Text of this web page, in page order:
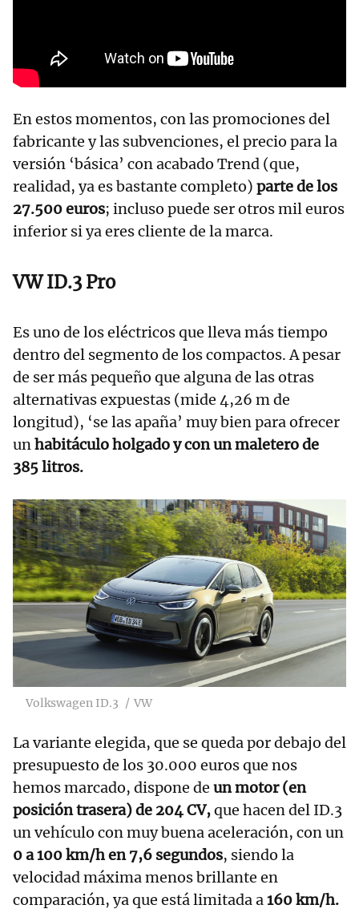
En estos momentos, con las promociones del
fabricante y las subvenciones, el precio para la
versión ‘básica’ con acabado Trend (que,
realidad, ya es bastante completo) parte de los
27.500 euros; incluso puede ser otros mil euros
inferior si ya eres cliente de la marca.
VW ID.3 Pro
Es uno de los eléctricos que lleva más tiempo
dentro del segmento de los compactos. A pesar
de ser más pequeño que alguna de las otras
alternativas expuestas (mide 4,26 m de
longitud), ‘se las apaña’ muy bien para ofrecer
unhabitáculo holgado y con un maletero de
385 litros.
Volkswagen ID.3 VW
La variante elegida, que se queda por debajo del
presupuesto de los 30.000 euros que nos
hemos marcado, dispone de un motor (en
posición trasera) de 204 CV,que hacen del ID.3
un vehículo con muy buena aceleración, con un
0 a 100 km/h en 7,6 segundos, siendo la
velocidad máxima menos brillante en
comparación, ya que está limitada a160 km/h.